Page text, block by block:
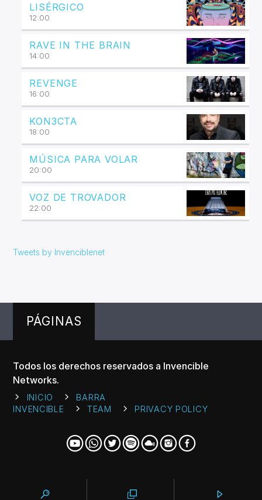
LISÉRGICO
12:00
RAVE IN THE BRAIN
14:00
REVENGE
16:00
KON3CTA
18:00
MÚSICA PARA VOLAR
20:00
VOZ DE TROVADOR
22:00
Tweets by Invenciblenet
PÁGINAS
Todos los derechos reservados a Invencible
Networks.
INICIO
BARRA
INVENCIBLE
TEAM PRIVACY POLICY